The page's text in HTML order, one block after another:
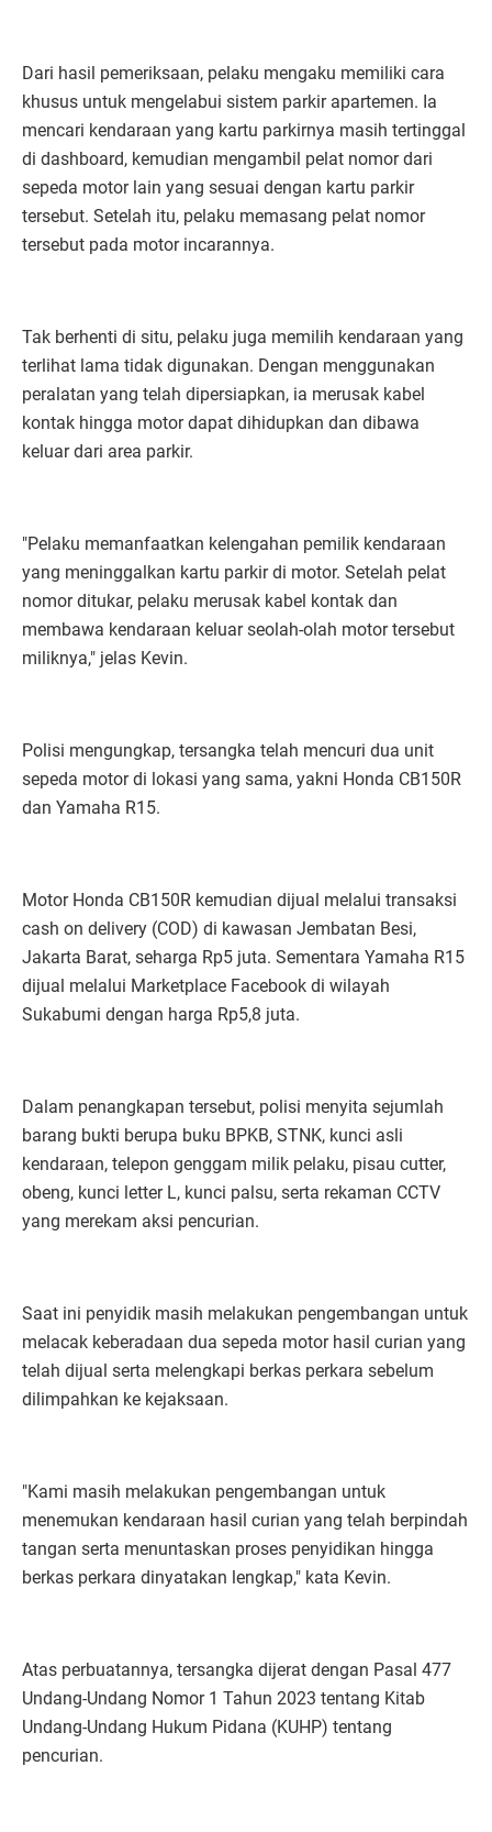
Dari hasil pemeriksaan, pelaku mengaku memiliki cara
khusus untuk mengelabui sistem parkir apartemen. Ia
mencari kendaraan yang kartu parkirnya masih tertinggal
di dashboard, kemudian mengambil pelat nomor dari
sepeda motor lain yang sesuai dengan kartu parkir
tersebut. Setelah itu, pelaku memasang pelat nomor
tersebut pada motor incarannya.
Tak berhenti di situ, pelaku juga memilih kendaraan yang
terlihat lama tidak digunakan. Dengan menggunakan
peralatan yang telah dipersiapkan, ia merusak kabel
kontak hingga motor dapat dihidupkan dan dibawa
keluar dari area parkir.
"Pelaku memanfaatkan kelengahan pemilik kendaraan
yang meninggalkan kartu parkir di motor. Setelah pelat
nomor ditukar, pelaku merusak kabel kontak dan
membawa kendaraan keluar seolah-olah motor tersebut
miliknya," jelas Kevin.
Polisi mengungkap, tersangka telah mencuri dua unit
sepeda motor di lokasi yang sama, yakni Honda CB150R
dan Yamaha R15.
Motor Honda CB150R kemudian dijual melalui transaksi
cash on delivery (COD) di kawasan Jembatan Besi,
Jakarta Barat, seharga Rp5 juta. Sementara Yamaha R15
dijual melalui Marketplace Facebook di wilayah
Sukabumi dengan harga Rp5,8 juta.
Dalam penangkapan tersebut, polisi menyita sejumlah
barang bukti berupa buku BPKB, STNK, kunci asli
kendaraan, telepon genggam milik pelaku, pisau cutter,
obeng, kunci letter L, kunci palsu, serta rekaman CCTV
yang merekam aksi pencurian.
Saat ini penyidik masih melakukan pengembangan untuk
melacak keberadaan dua sepeda motor hasil curian yang
telah dijual serta melengkapi berkas perkara sebelum
dilimpahkan ke kejaksaan.
"Kami masih melakukan pengembangan untuk
menemukan kendaraan hasil curian yang telah berpindah
tangan serta menuntaskan proses penyidikan hingga
berkas perkara dinyatakan lengkap," kata Kevin.
Atas perbuatannya, tersangka dijerat dengan Pasal 477
Undang-Undang Nomor 1 Tahun 2023 tentang Kitab
Undang-Undang Hukum Pidana (KUHP) tentang
pencurian.